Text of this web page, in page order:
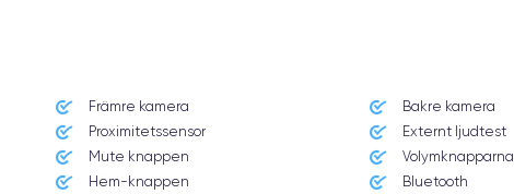
Système exploitation
iOS (iOS 16)
Poids
Främre kamera Bakre kamera
Proximitetssensor Externt ljudtest
Mute knappen Volymknapparna
Hem-knappen Bluetooth